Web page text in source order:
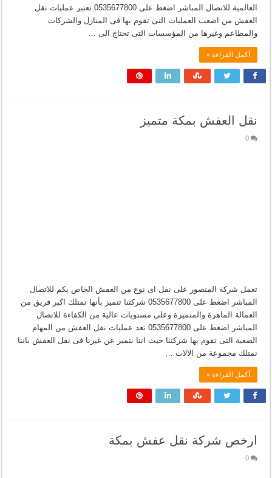
العالمية للاتصال المباشر اضغط على 0535677800 تعتبر عمليات نقل
العفش من اصعب العمليات التى تقوم بها فى المنازل والشركات
والمطاعم وغيرها من المؤسسات التى تحتاج الى …
أكمل القراءة »
نقل العفش بمكة متميز
0
تعمل شركة المنصور على نقل اى نوع من العفش الخاص بكم للاتصال
المباشر اضغط على 0535677800 شركتنا تتميز بأنها تمتلك اكبر فريق من
العمالة الماهرة والمتميزة وعلى مستويات عالية من الكفاءة للاتصال
المباشر اضغط على 0535677800 تعد عمليات نقل العفش من المهام
الصعبة التى تقوم بها شركتنا حيث اننا نتميز عن غيرنا فى نقل العفش باننا
نمتلك مجموعة من الالات …
أكمل القراءة »
ارخص شركة نقل عفش بمكة
0